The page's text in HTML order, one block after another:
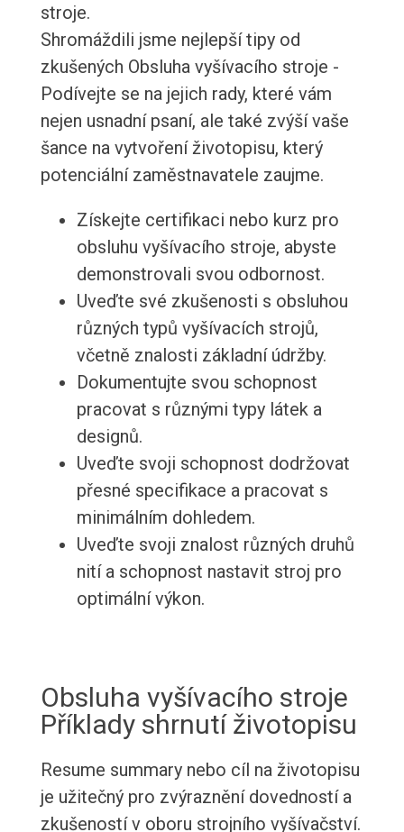
stroje.
Shromáždili jsme nejlepší tipy od
zkušených Obsluha vyšívacího stroje -
Podívejte se na jejich rady, které vám
nejen usnadní psaní, ale také zvýší vaše
šance na vytvoření životopisu, který
potenciální zaměstnavatele zaujme.
Získejte certifikaci nebo kurz pro
obsluhu vyšívacího stroje, abyste
demonstrovali svou odbornost.
Uveďte své zkušenosti s obsluhou
různých typů vyšívacích strojů,
včetně znalosti základní údržby.
Dokumentujte svou schopnost
pracovat s různými typy látek a
designů.
Uveďte svoji schopnost dodržovat
přesné specifikace a pracovat s
minimálním dohledem.
Uveďte svoji znalost různých druhů
nití a schopnost nastavit stroj pro
optimální výkon.
Obsluha vyšívacího stroje
Příklady shrnutí životopisu
Resume summary nebo cíl na životopisu
je užitečný pro zvýraznění dovedností a
zkušeností v oboru strojního vyšívačství.